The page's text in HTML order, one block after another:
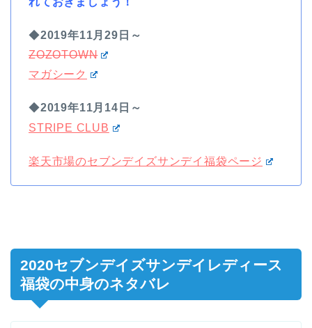
◆2019年11月29日～
ZOZOTOWN
マガシーク
◆2019年11月14日～
STRIPE CLUB
楽天市場のセブンデイズサンデイ福袋ページ
2020セブンデイズサンデイレディース
福袋の中身のネタバレ